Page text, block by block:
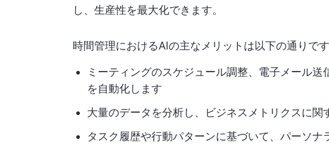
し、生産性を最大化できます。
時間管理におけるAIの主なメリットは以下の通りです
ミーティングのスケジュール調整、電子メール
を自動化します
大量のデータを分析し、ビジネスメトリクスに関
タスク履歴や行動パターンに基づいて、パーソナ